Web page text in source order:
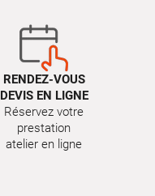
RENDEZ-VOUS
DEVIS EN LIGNE
Réservez votre
prestation
atelier en ligne